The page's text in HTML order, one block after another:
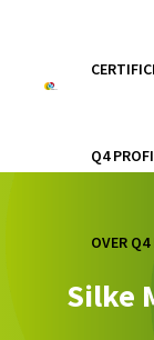
Q4
OVER Q4
Silke